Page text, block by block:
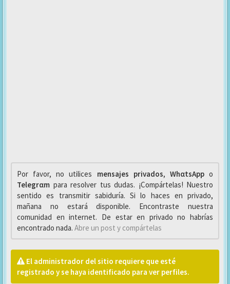
Por favor, no utilices mensajes privados, WhαtsAppo
Telegrαm para resolver tus dudas. ¡Compártelas! Nuestro
sentido es transmitir sabiduría. Si lo haces en privado,
mañana no estará disponible. Encontraste nuestra
comunidad en internet. De estar en privado no habrías
encontrado nada. Abre un post y compártelas
El administrador del sitio requiere que esté
registrado y se haya identificado para ver perfiles.